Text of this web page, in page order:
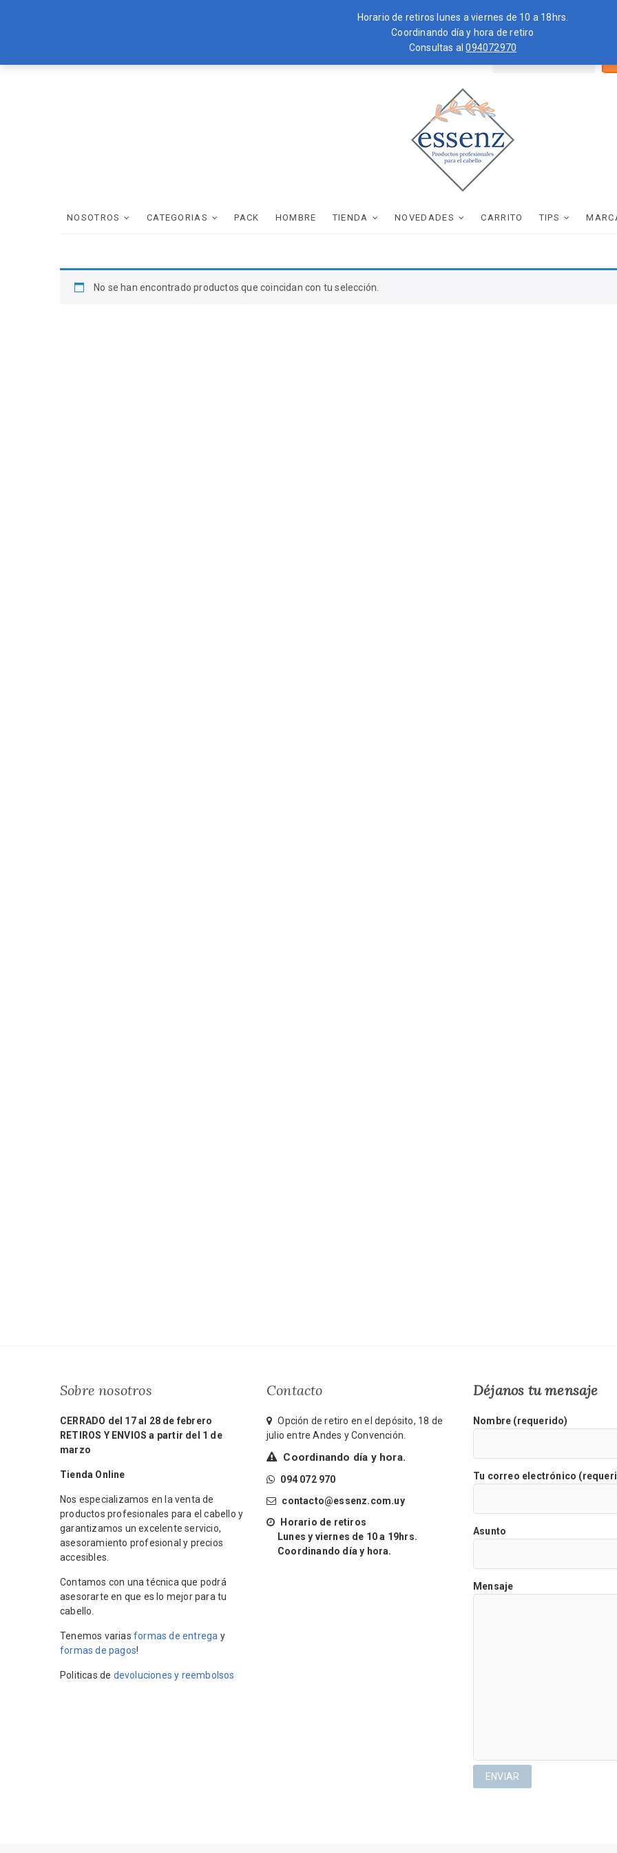
Horario de retiros lunes a viernes de 10 a 18hrs.
Coordinando día y hora de retiro
Consultas al094072970
to
por:
essenz
NOSOTROS CATEGORIAS PACK HOMBRE TIENDA NOVEDADES CARRITO TIPS
No se han encontrado productos que coincidan con tu selección.
Sobre nosotros
CERRADO del 17 al 28 de febrero
RETIROS Y ENVIOS a partir del 1 de
marzo
Tienda Online
Nos especializamos en la venta de
productos profesionales para el cabello y
garantizamos un excelente servicio,
asesoramiento profesional y precios
accesibles.
Contamos con una técnica que podrá
asesorarte en que es lo mejor para tu
cabello.
Tenemos varias formas de entrega y
formas de pagos!
Politicas de devoluciones y reembolsos
Contacto
Opción de retiro en el depósito, 18 de
julio entre Andes y Convención.
Coordinando día y hora.
094 072 970
contacto@essenz.com.uy
Horario de retiros
Lunes y viernes de 10 a 19hrs.
Coordinando día y hora.
Déjanos tu mensaje
Nombre (requerido)
Tu correo electrónico
Asunto
Mensaje